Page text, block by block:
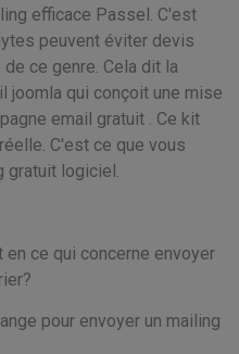
efficace Passel. C'est
peuvent éviter devis
ce genre. Cela dit la
joomla qui conçoit une mise
email gratuit . Ce kit
C'est ce que vous
gratuit logiciel.
en ce qui concerne envoyer
pour envoyer un mailing